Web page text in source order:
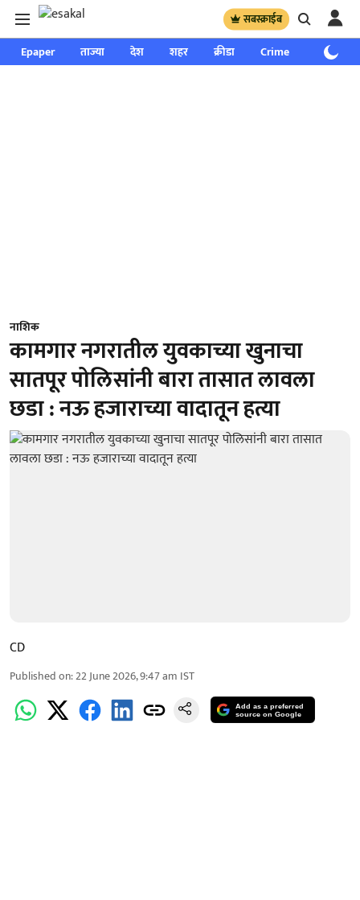
सबस्क्राईब
Epaper ताज्या देश शहर क्रीडा Crime साप्ताहिक
नाशिक
कामगार नगरातील युवकाच्या खुनाचा
सातपूर पोलिसांनी बारा तासात लावला
छडा : नऊ हजाराच्या वादातून हत्या
CD
Published on:22 June 2026, 9:47 am IST
Add as a preferred
source on Google